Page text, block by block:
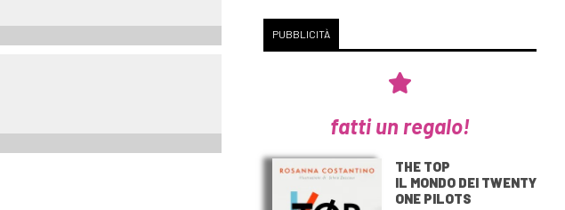
PUBBLICITÀ
fatti un regalo!
THE TOP
IL MONDO DEI TWENTY
ONE PILOTS